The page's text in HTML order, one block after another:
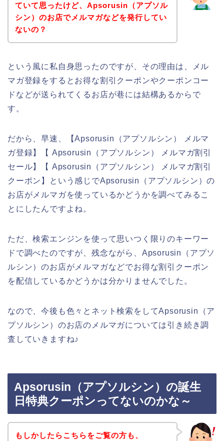
ていて思ったけど、Apsorusin（アプソル
シン）のお店でメルマガなどを発行してい
ないの？
という風に私自身思ったのですが、その理由は、メル
マガ登録をするとお得な割引クーポンやクーポンコー
ドなどが送られてくるお店が巷には結構あるからで
す。
だから、早速、【Apsorusin（アプソルシン） メルマ
ガ登録】【 Apsorusin（アプソルシン） メルマガ割引
セール】【 Apsorusin（アプソルシン） メルマガ割引
クーポン】という感じでApsorusin（アプソルシン）の
お店がメルマガを使っているかどうかを調べてみるこ
とにしたんですよね。
ただ、検索エンジンを使って思いつく限りのキーワー
ドで調べたのですが、残念ながら、Apsorusin（アプソ
ルシン）のお店がメルマガなどでお得な割引クーポン
を配信しているかどうかは分かりませんでした。
なので、今後も色々とネット検索をしてApsorusin（ア
プソルシン）のお店のメルマガについては引き続き調
査していきますね♪
Apsorusin（アプソルシン）の誕生
日特典クーポンってないのかな～
もしかしたらこちらをご覧の方も、